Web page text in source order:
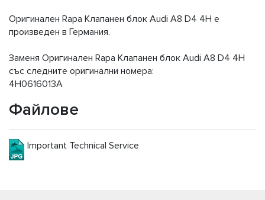
Оригинален Rapa Клапанен блок Audi A8 D4 4H е
произведен в Германия.
Заменя Оригинален Rapa Клапанен блок Audi A8 D4 4H
със следните оригинални номера:
4H0616013A
Файлове
Important Technical Service